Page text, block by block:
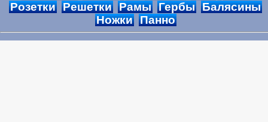
Розетки Решетки Рамы Гербы Балясины
Ножки Панно